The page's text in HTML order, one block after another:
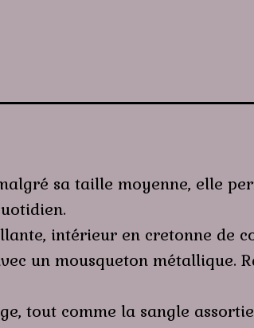
sa taille moyenne, elle
intérieur en cretonne de
un mousqueton métallique.
tout comme la sangle